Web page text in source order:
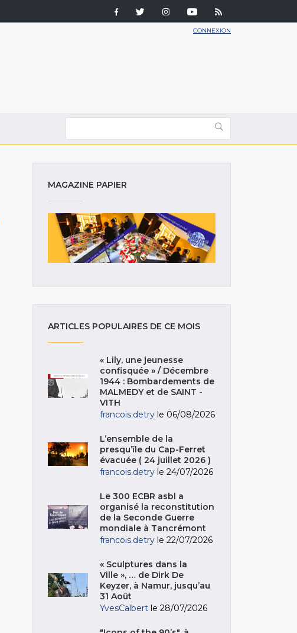
CONNEXION
MAGAZINE PAPIER
ARTICLES POPULAIRES DE CE MOIS
« Lily, une jeunesse
confisquée » / Décembre
1944 : Bombardements de
MALMEDY et de SAINT -
VITH
francois.detry le 06/08/2026
L’ensemble de la
presqu’île du Cap-Ferret
évacuée ( 24 juillet 2026 )
francois.detry le 24/07/2026
Le 300 ECBR asbl a
organisé la reconstitution
de la Seconde Guerre
mondiale à Tancrémont
francois.detry le 22/07/2026
« Sculptures dans la
Ville », … de Dirk De
Keyzer, à Namur, jusqu’au
31 Août
YvesCalbert le 28/07/2026